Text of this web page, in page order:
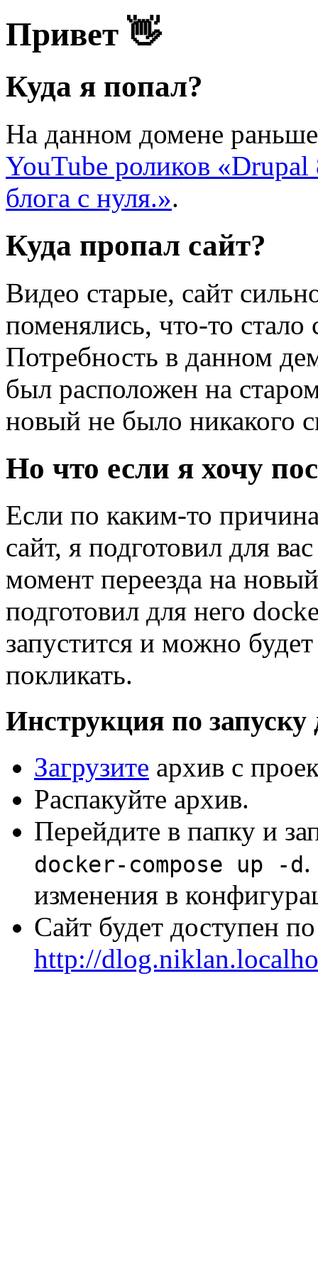
Привет 👋
Куда я попал?
На данном домене
YouTube роликов «Drupal
блога с нуля.».
Куда пропал сайт?
Видео старые, сайт
поменялись, что-то
Потребность в данном
был расположен на
новый не было никакого
Но что если я хочу
Если по каким-то
сайт, я подготовил для
момент переезда на
подготовил для него
запустится и можно
покликать.
Инструкция по запуску
Загрузите архив с
Распакуйте архив.
Перейдите в папку и
docker-compose up -d.
изменения в
Сайт будет доступен
http://